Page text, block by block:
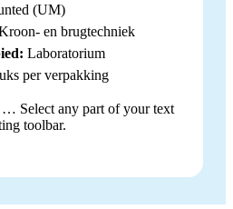
(UM)
en brugtechniek
Laboratorium
per verpakking
… Select any part of your text
toolbar.